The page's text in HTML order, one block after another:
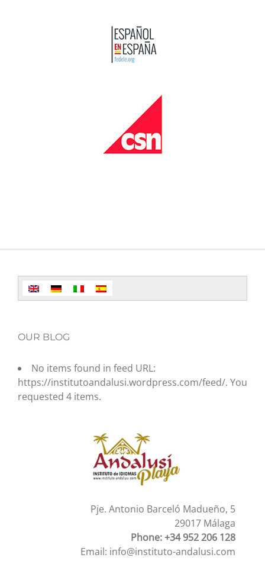
OUR BLOG
No items found in feed URL:
https://institutoandalusi.wordpress.com/feed/. You
requested 4 items.
Pje. Antonio Barceló Madueño, 5
29017 Málaga
Phone: +34 952 206 128
Email: info@instituto-andalusi.com